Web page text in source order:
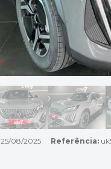
25/08/2025 Referência: